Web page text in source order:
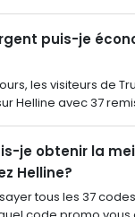
puis-je
les visiteurs de
Helline avec 37
je obtenir la
Helline?
tous les 37